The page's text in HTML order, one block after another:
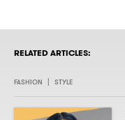
RELATED ARTICLES:
FASHION STYLE